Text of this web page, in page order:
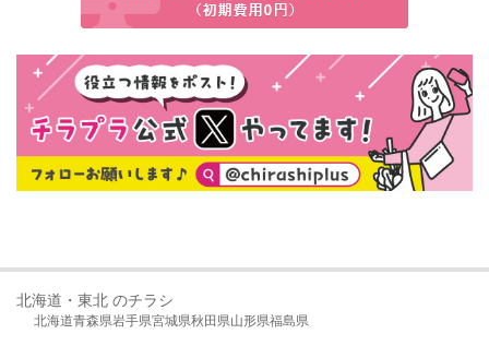
北海道・東北 のチラシ
北海道青森県岩手県宮城県秋田県山形県福島県